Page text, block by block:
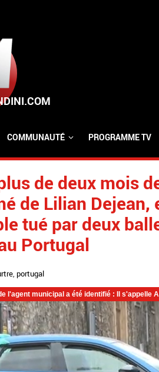
COMMUNAUTÉ PROGRAMME TV
de deux mois
de Lilian
tué par deux
Portugal
, portugal